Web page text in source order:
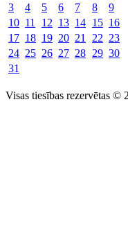
3
4 5 6 7 8
9
10 11 12 13 14 15 16
17 18 19 20 21 22 23
24 25 26 27 28 29 30
31
Visas tiesības rezervētas ©